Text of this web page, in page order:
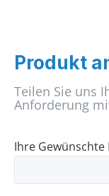
Produkt
Teilen Sie uns
Anforderung
Ihre